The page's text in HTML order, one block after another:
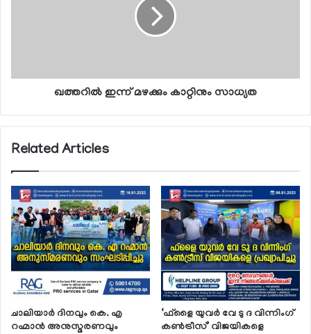
ഖത്തറില്‍ ഇന്ന് മഴക്കും കാറ്റിനും സാധ്യത
Related Articles
ചാലിയാര്‍ ദിനവും കെ. എ
റഹ്മാന്‍ അനുസ്മരണവും
‘ഫ്‌ളൈ യുവര്‍ വേ ടു ദ വിന്നിംഗ്
കണ്‍ട്രീസ്’ വിജയികളെ